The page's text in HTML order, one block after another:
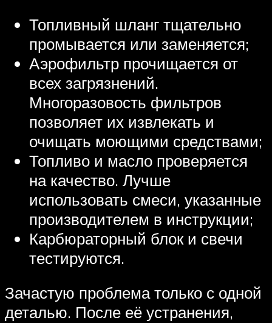
Топливный шланг тщательно
промывается или заменяется;
Аэрофильтр прочищается от
всех загрязнений.
Многоразовость фильтров
позволяет их извлекать и
очищать моющими средствами;
Топливо и масло проверяется
на качество. Лучше
использовать смеси, указанные
производителем в инструкции;
Карбюраторный блок и свечи
тестируются.
Зачастую проблема только с одной
деталью. После её устранения,